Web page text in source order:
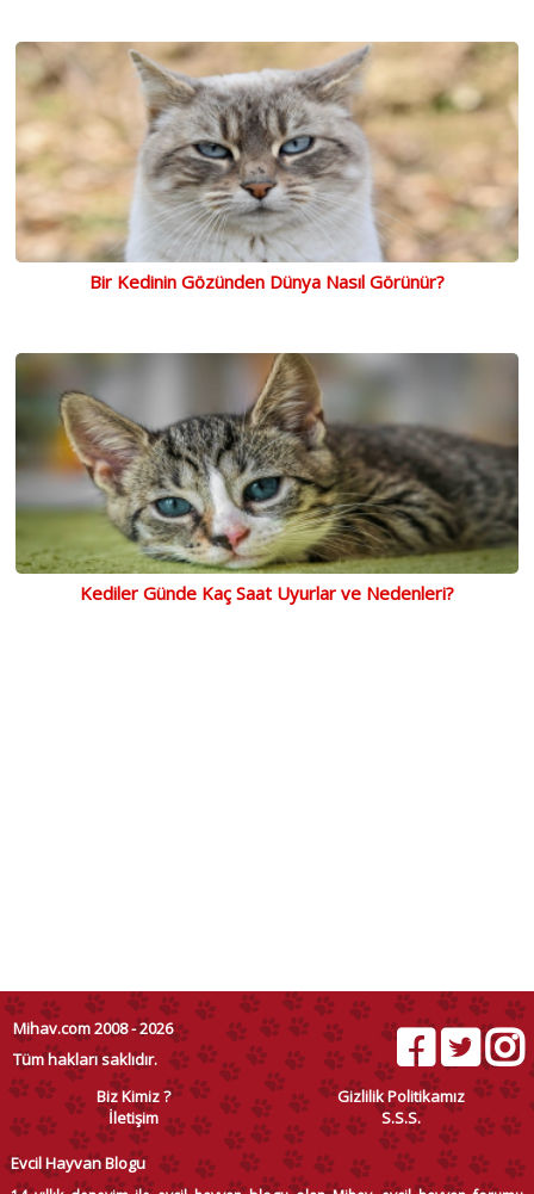
Bir Kedinin Gözünden Dünya Nasıl Görünür?
Kediler Günde Kaç Saat Uyurlar ve Nedenleri?
Mihav.com 2008 - 2026
Tüm hakları saklıdır.
Biz Kimiz ?
Gizlilik Politikamız
İletişim
S.S.S.
Evcil Hayvan Blogu